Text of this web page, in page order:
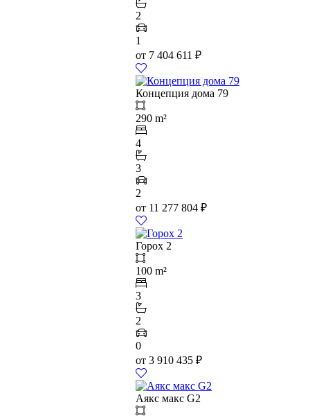
2
1
от 7 404 611 ₽
Концепция дома 79
290 m²
4
3
2
от 11 277 804 ₽
Горох 2
100 m²
3
2
0
от 3 910 435 ₽
Аякс макс G2